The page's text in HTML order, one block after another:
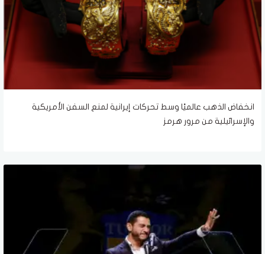
انخفاض الذهب عالميًا وسط تحركات إيرانية لمنع السفن الأمريكية
والإسرائيلية من مرور هرمز